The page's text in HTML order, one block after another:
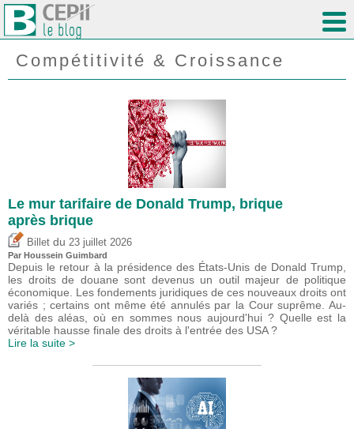
Compétitivité & Croissance
Le mur tarifaire de Donald Trump, brique
après brique
Billet du 23 juillet 2026
Par Houssein Guimbard
Depuis le retour à la présidence des États-Unis de Donald Trump,
les droits de douane sont devenus un outil majeur de politique
économique. Les fondements juridiques de ces nouveaux droits ont
variés ; certains ont même été annulés par la Cour suprême. Au-
delà des aléas, où en sommes nous aujourd'hui ? Quelle est la
véritable hausse finale des droits à l'entrée des USA ?
Lire la suite >